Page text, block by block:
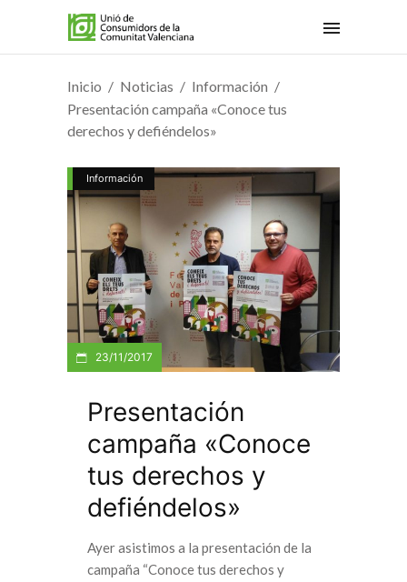
Inicio Noticias
Información
Presentación campaña «Conoce tus
derechos y defiéndelos»
Información
23/11/2017
Presentación
campaña «Conoce
tus derechos y
defiéndelos»
Ayer asistimos a la presentación de la
campaña “Conoce tus derechos y